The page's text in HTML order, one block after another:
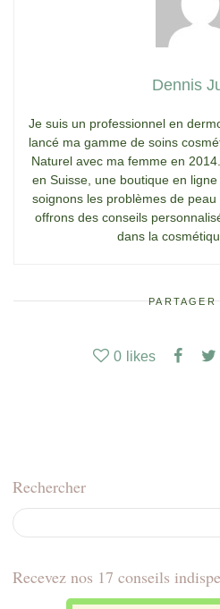
Dennis
Je suis un professionnel en
lancé ma gamme de soins
Naturel avec ma femme en
en Suisse, une boutique en
soignons les problèmes de
offrons des conseils
dans la
0 likes
Rechercher
Recevez nos 17 conseils